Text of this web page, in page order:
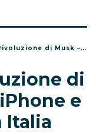
– arriva su iPhone e iPad anche in Italia
di
e
Italia